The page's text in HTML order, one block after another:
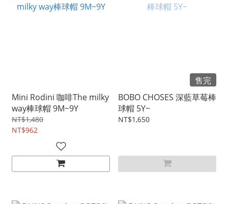
Mini Rodini 咖啡The milky
way棒球帽 9M~9Y
NT$1,480
NT$962
售完
BOBO CHOSES 深藍草莓棒
球帽 5Y~
NT$1,650